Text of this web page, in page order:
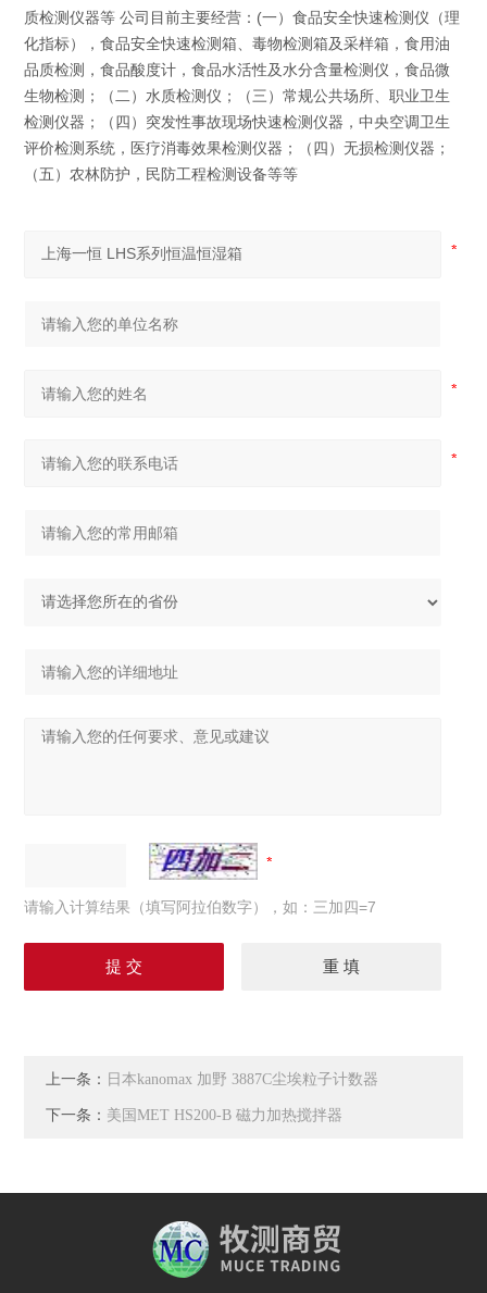
质检测仪器等 公司目前主要经营：(一）食品安全快速检测仪（理
化指标），食品安全快速检测箱、毒物检测箱及采样箱，食用油
品质检测，食品酸度计，食品水活性及水分含量检测仪，食品微
生物检测；（二）水质检测仪；（三）常规公共场所、职业卫生
检测仪器；（四）突发性事故现场快速检测仪器，中央空调卫生
评价检测系统，医疗消毒效果检测仪器；（四）无损检测仪器；
（五）农林防护，民防工程检测设备等等
请输入计算结果（填写阿拉伯数字），如：三加四=7
上一条： 日本kanomax 加野 3887C尘埃粒子计数器
下一条： 美国MET HS200-B 磁力加热搅拌器